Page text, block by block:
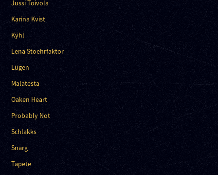
Jussi Toivola
Karina Kvist
Kÿhl
Lena Stoehrfaktor
Lügen
Malatesta
Oaken Heart
Probably Not
Schlakks
Snarg
Tapete